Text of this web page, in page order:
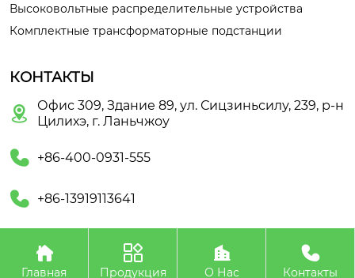
Высоковольтные распределительные устройства
Комплектные трансформаторные подстанции
КОНТАКТЫ

Офис 309, Здание 89, ул. Сицзиньсилу, 239, р-н
Цилихэ, г. Ланьчжоу
 +86-400-0931-555
 +86-13919113641
Авторское право©ООО Ланьчжоу Тяньюй
Электроэнергетическое Оборудование

Главная

Продукция

О Нас

Контакты